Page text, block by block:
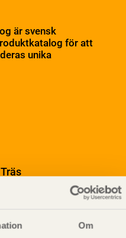
Om
är svensk
för att
unika